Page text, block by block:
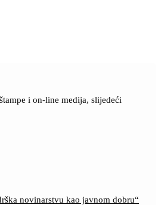
i on-line medija, slijedeći
novinarstvu kao javnom dobru“